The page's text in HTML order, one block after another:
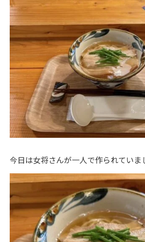
今日は女将さんが一人で作られていま